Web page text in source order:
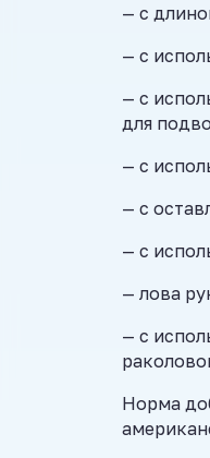
— с
— с
— с
для
— с
— с
— с
— лова
— с
Норма